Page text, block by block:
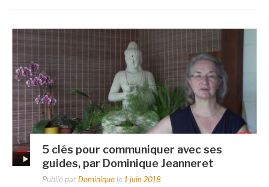
5 clés pour communiquer avec ses
guides, par Dominique Jeanneret
Publié par Dominique le 1 juin 2018